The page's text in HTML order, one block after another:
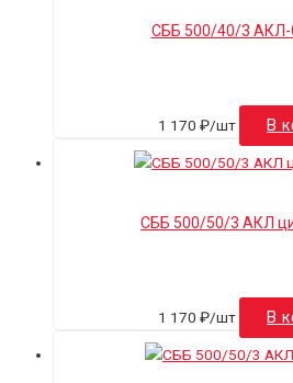
СББ 500/40/3 АКЛ-
1 170 ₽/шт В
СББ 500/50/3 АКЛ
1 170 ₽/шт В